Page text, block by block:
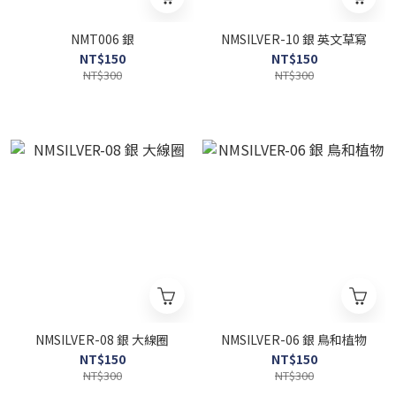
NMT006 銀
NT$150
NT$300
NMSILVER-10 銀 英文草寫
NT$150
NT$300
NMSILVER-08 銀 大線圈
NT$150
NT$300
NMSILVER-06 銀 鳥和植物
NT$150
NT$300